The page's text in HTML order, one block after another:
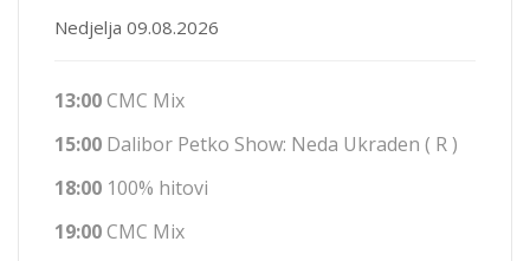
Nedjelja 09.08.2026
13:00CMC Mix
15:00 Dalibor Petko Show: Neda Ukraden ( R )
18:00 100% hitovi
19:00CMC Mix